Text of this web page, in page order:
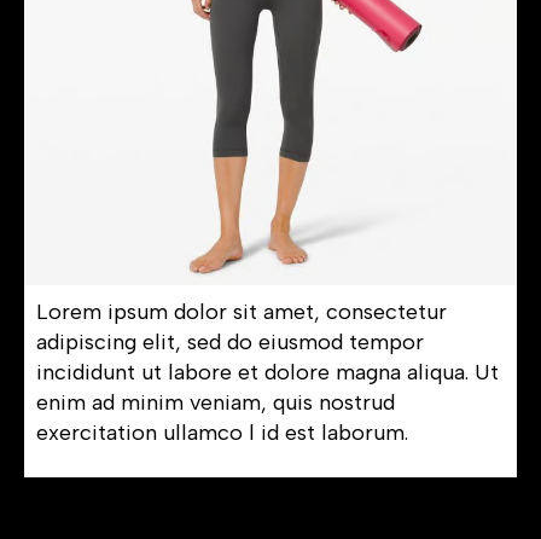
Lorem ipsum dolor sit amet, consectetur
adipiscing elit, sed do eiusmod tempor
incididunt ut labore et dolore magna aliqua. Ut
enim ad minim veniam, quis nostrud
exercitation ullamco l id est laborum.